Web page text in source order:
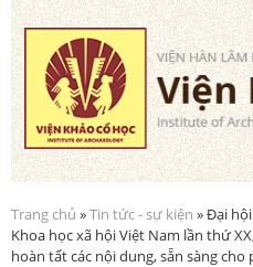
Nhảy
đến
nội
dung
Bạn đang ở đây
Trang chủ »Tin tức - sự kiện » Đại
Khoa học xã hội Việt Nam lần thứ
hoàn tất các nội dung, sẵn sàng